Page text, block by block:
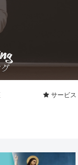
サービス